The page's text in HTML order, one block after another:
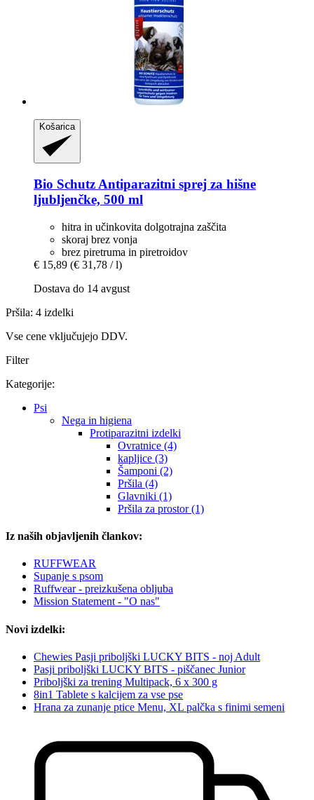
Košarica
Bio Schutz Antiparazitni sprej za hišne
ljubljenčke, 500 ml
hitra in učinkovita dolgotrajna zaščita
skoraj brez vonja
brez piretruma in piretroidov
€ 15,89 (€ 31,78 / l)
Dostava do 14 avgust
Pršila: 4 izdelki
Vse cene vključujejo DDV.
Filter
Kategorije:
Psi
Nega in higiena
Protiparazitni izdelki
Ovratnice (4)
kapljice (3)
Šamponi (2)
Pršila (4)
Glavniki (1)
Pršila za prostor (1)
Iz naših objavljenih člankov:
RUFFWEAR
Supanje s psom
Ruffwear - preizkušena obljuba
Mission Statement - "O nas"
Novi izdelki:
Chewies Pasji priboljški LUCKY BITS - noj Adult
Pasji priboljški LUCKY BITS - piščanec Junior
Priboljški za trening Multipack, 6 x 300 g
8in1 Tablete s kalcijem za vse pse
Hrana za zunanje ptice Menu, XL palčka s finimi semeni